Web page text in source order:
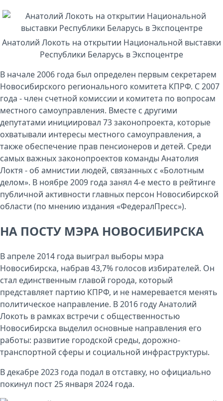
Анатолий Локоть на открытии Национальной выставки
Республики Беларусь в Экспоцентре
В начале 2006 года был определен первым секретарем
Новосибирского регионального комитета КПРФ. С 2007
года - член счетной комиссии и комитета по вопросам
местного самоуправления. Вместе с другими
депутатами инициировал 73 законопроекта, которые
охватывали интересы местного самоуправления, а
также обеспечение прав пенсионеров и детей. Среди
самых важных законопроектов команды Анатолия
Локтя - об амнистии людей, связанных с «Болотным
делом». В ноябре 2009 года занял 4-е место в рейтинге
публичной активности главных персон Новосибирской
области (по мнению издания «ФедералПресс»).
НА ПОСТУ МЭРА НОВОСИБИРСКА
В апреле 2014 года выиграл выборы мэра
Новосибирска, набрав 43,7% голосов избирателей. Он
стал единственным главой города, который
представляет партию КПРФ, и не намеревается менять
политическое направление. В 2016 году Анатолий
Локоть в рамках встречи с общественностью
Новосибирска выделил основные направления его
работы: развитие городской среды, дорожно-
транспортной сферы и социальной инфраструктуры.
В декабре 2023 года подал в отставку, но официально
покинул пост 25 января 2024 года.